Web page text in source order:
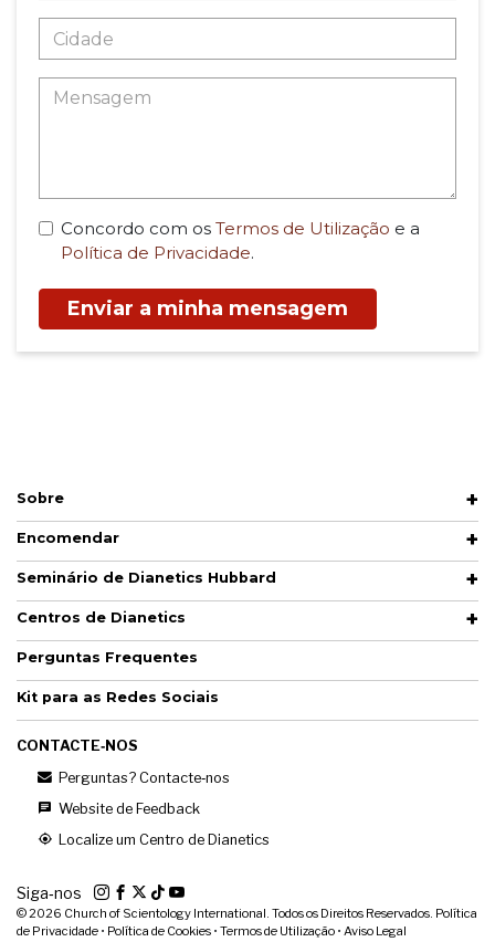
Concordo com os Termos de Utilização e a
Política de Privacidade.
Enviar a minha mensagem
Sobre
Encomendar
Seminário de Dianetics Hubbard
Centros de Dianetics
Perguntas Frequentes
Kit para as Redes Sociais
CONTACTE‑NOS
Perguntas? Contacte‑nos
Website de Feedback
Localize um Centro de Dianetics
Siga‑nos
© 2026 Church of Scientology International. Todos os Direitos Reservados. Política
de Privacidade • Política de Cookies • Termos de Utilização • Aviso Legal